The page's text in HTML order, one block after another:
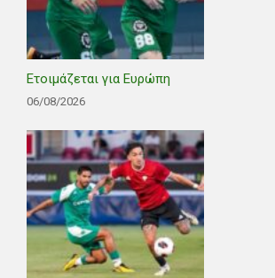
Ετοιμάζεται για Ευρώπη
06/08/2026